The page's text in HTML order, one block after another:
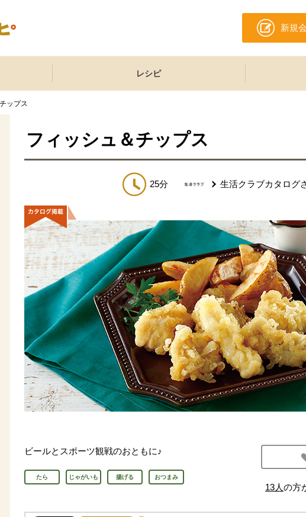
新規
レシピ
ップス
フィッシュ＆チップス
25分 生活クラブカタログ
ビールとスポーツ観戦のおともに♪
たら じゃがいも 揚げる おつまみ
13人の方